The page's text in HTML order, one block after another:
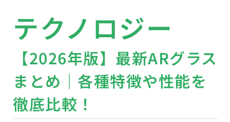
テクノロジー
【2026年版】最新ARグラス
まとめ｜各種特徴や性能を
徹底比較！